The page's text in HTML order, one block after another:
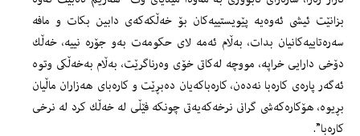
بزانێت ئیشى ئه‌وه‌یه‌ پێویستییه‌كان بۆ خه‌ڵكه‌كه‌ى دابین بكات و مافه‌
سه‌ره‌تاییه‌كانیان بدات، به‌ڵام ئه‌مه‌ لاى حكومه‌ت به‌و جۆره‌ نییه‌، خه‌ڵك
دۆخى دارایی خراپه‌، مووچه‌ له‌كاتى خۆى وه‌رناگرێت، به‌ڵام به‌خه‌ڵكى وتوه‌
ئه‌گه‌ر پاره‌ى كاره‌با نه‌ده‌ن، كاره‌باكه‌یان ده‌بڕێت و كاره‌باى هه‌زاران ماڵیان
بڕیوه‌، هۆكاره‌كه‌شى گرانى نرخه‌كه‌یه‌تى چونكه‌ فێڵى له‌ خه‌ڵك كرد له‌ نرخى
كاره‌با”.